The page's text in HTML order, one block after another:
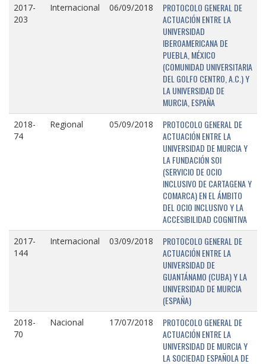
2017-
203
Internacional 06/09/2018
PROTOCOLO GENERAL DE
ACTUACIÓN ENTRE LA
UNIVERSIDAD
IBEROAMERICANA DE
PUEBLA, MÉXICO
(COMUNIDAD UNIVERSITARIA
DEL GOLFO CENTRO, A.C.) Y
LA UNIVERSIDAD DE
MURCIA, ESPAÑA
2018-
74
Regional 05/09/2018
PROTOCOLO GENERAL DE
ACTUACIÓN ENTRE LA
UNIVERSIDAD DE MURCIA Y
LA FUNDACIÓN SOI
(SERVICIO DE OCIO
INCLUSIVO DE CARTAGENA Y
COMARCA) EN EL ÁMBITO
DEL OCIO INCLUSIVO Y LA
ACCESIBILIDAD COGNITIVA
2017-
144
Internacional 03/09/2018
PROTOCOLO GENERAL DE
ACTUACIÓN ENTRE LA
UNIVERSIDAD DE
GUANTÁNAMO (CUBA) Y LA
UNIVERSIDAD DE MURCIA
(ESPAÑA)
2018-
70
Nacional 17/07/2018
PROTOCOLO GENERAL DE
ACTUACIÓN ENTRE LA
UNIVERSIDAD DE MURCIA Y
LA SOCIEDAD ESPAÑOLA DE